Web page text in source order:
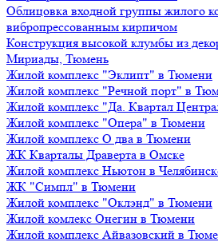
Облицовка входной группы жилого
вибропрессованным кирпичом
Конструкция высокой клумбы из
Мириады, Тюмень
Жилой комплекс "Эклипт" в Тюмени
Жилой комплекс "Речной порт" в
Жилой комплекс "Да. Квартал
Жилой комплекс "Опера" в Тюмени
Жилой комплекс О два в Тюмени
ЖК Кварталы Драверта в Омске
Жилой комплекс Ньютон в
ЖК "Симпл" в Тюмени
Жилой комплекс "Оклэнд" в Тюмени
Жилой комлекс Онегин в Тюмени
Жилой комплекс Айвазовский в